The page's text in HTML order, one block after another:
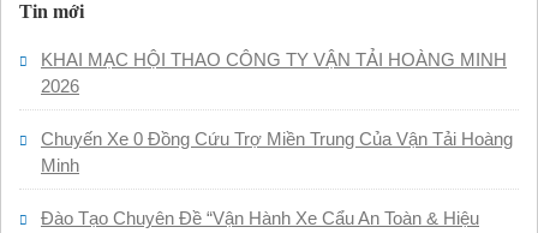
Tin mới
KHAI MẠC HỘI THAO CÔNG TY VẬN TẢI HOÀNG MINH
2026
Chuyến Xe 0 Đồng Cứu Trợ Miền Trung Của Vận Tải Hoàng
Minh
Đào Tạo Chuyên Đề “Vận Hành Xe Cẩu An Toàn & Hiệu